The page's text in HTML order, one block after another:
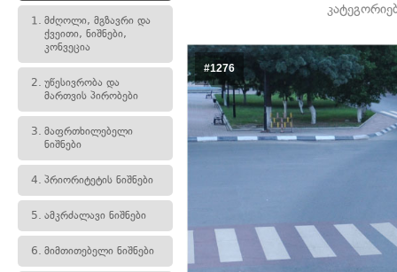
1. მძღოლი, მგზავრი და
ქვეითი, ნიშნები,
კონვეცია
2. უწესივრობა და
მართვის პირობები
3. მაფრთხილებელი
ნიშნები
4. პრიორიტეტის ნიშნები
5. ამკრძალავი ნიშნები
6. მიმთითებელი ნიშნები
#1276